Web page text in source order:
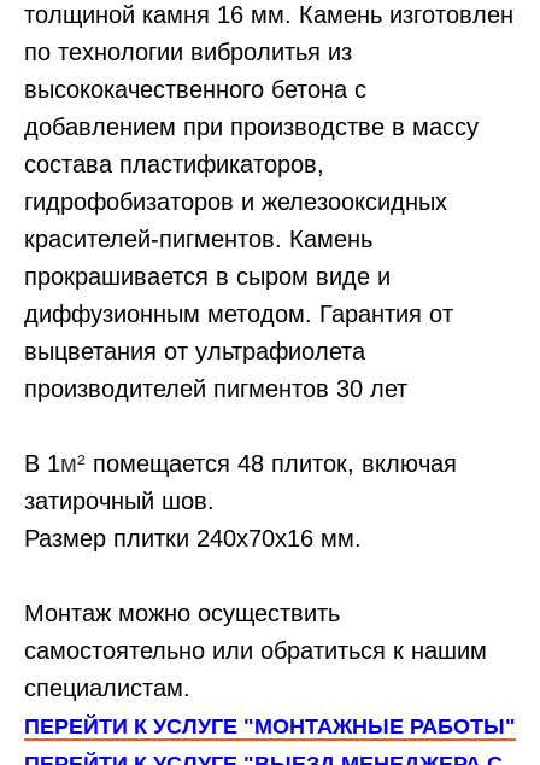
толщиной камня 16 мм. Камень изготовлен
по технологии вибролитья из
высококачественного бетона с
добавлением при производстве в массу
состава пластификаторов,
гидрофобизаторов и железооксидных
красителей-пигментов. Камень
прокрашивается в сыром виде и
диффузионным методом. Гарантия от
выцветания от ультрафиолета
производителей пигментов 30 лет
В 1м² помещается 48 плиток, включая
затирочный шов.
Размер плитки 240х70х16 мм.
Монтаж можно осуществить
самостоятельно или обратиться к нашим
специалистам.
ПЕРЕЙТИ К УСЛУГЕ "МОНТАЖНЫЕ РАБОТЫ"